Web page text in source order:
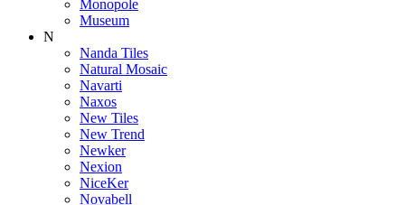
Monopole
Museum
N
Nanda Tiles
Natural Mosaic
Navarti
Naxos
New Tiles
New Trend
Newker
Nexion
NiceKer
Novabell